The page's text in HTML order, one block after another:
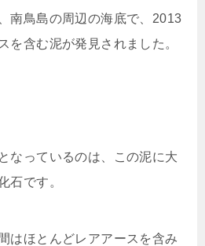
南鳥島の周辺の海底で、2013
を含む泥が発見されました。
なっているのは、この泥に大
石です。
はほとんどレアアースを含み